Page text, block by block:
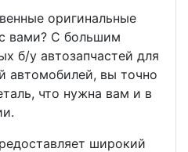
оригинальные
вами? С большим
б/у автозапчастей для
автомобилей, вы точно
что нужна вам и в
широкий